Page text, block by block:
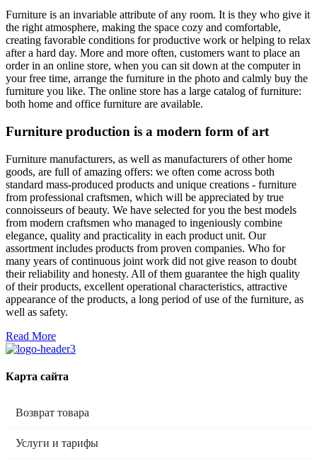
Furniture is an invariable attribute of any room. It is they who give it
the right atmosphere, making the space cozy and comfortable,
creating favorable conditions for productive work or helping to relax
after a hard day. More and more often, customers want to place an
order in an online store, when you can sit down at the computer in
your free time, arrange the furniture in the photo and calmly buy the
furniture you like. The online store has a large catalog of furniture:
both home and office furniture are available.
Furniture production is a modern form of art
Furniture manufacturers, as well as manufacturers of other home
goods, are full of amazing offers: we often come across both
standard mass-produced products and unique creations - furniture
from professional craftsmen, which will be appreciated by true
connoisseurs of beauty. We have selected for you the best models
from modern craftsmen who managed to ingeniously combine
elegance, quality and practicality in each product unit. Our
assortment includes products from proven companies. Who for
many years of continuous joint work did not give reason to doubt
their reliability and honesty. All of them guarantee the high quality
of their products, excellent operational characteristics, attractive
appearance of the products, a long period of use of the furniture, as
well as safety.
Read More
Карта сайта
Возврат товара
Услуги и тарифы